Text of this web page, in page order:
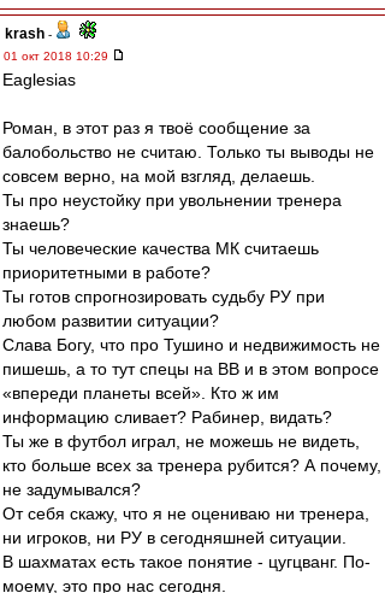
krash -
01 окт 2018 10:29
Eaglesias
Роман, в этот раз я твоё сообщение за
балобольство не считаю. Только ты выводы не
совсем верно, на мой взгляд, делаешь.
Ты про неустойку при увольнении тренера
знаешь?
Ты человеческие качества МК считаешь
приоритетными в работе?
Ты готов спрогнозировать судьбу РУ при
любом развитии ситуации?
Слава Богу, что про Тушино и недвижимость не
пишешь, а то тут спецы на ВВ и в этом вопросе
«впереди планеты всей». Кто ж им
информацию сливает? Рабинер, видать?
Ты же в футбол играл, не можешь не видеть,
кто больше всех за тренера рубится? А почему,
не задумывался?
От себя скажу, что я не оцениваю ни тренера,
ни игроков, ни РУ в сегодняшней ситуации.
В шахматах есть такое понятие - цугцванг. По-
моему, это про нас сегодня.